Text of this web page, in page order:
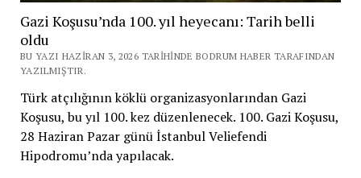
Gazi Koşusu’nda 100. yıl heyecanı: Tarih belli
oldu
BU YAZI HAZIRAN 3, 2026 TARIHINDE BODRUM HABER TARAFINDAN
YAZILMIŞTIR.
Türk atçılığının köklü organizasyonlarından Gazi
Koşusu, bu yıl 100. kez düzenlenecek. 100. Gazi Koşusu,
28 Haziran Pazar günü İstanbul Veliefendi
Hipodromu’nda yapılacak.